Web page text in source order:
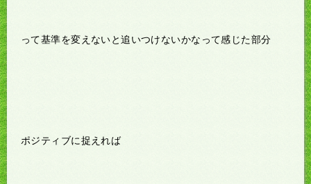
って基準を変えないと追いつけないかなって感じた部分
ポジティブに捉えれば